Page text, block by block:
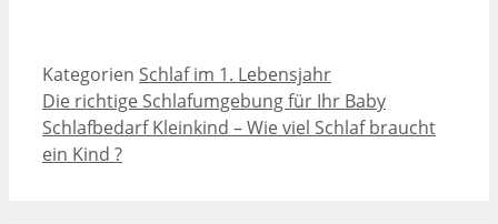
Kategorien Schlaf im 1. Lebensjahr
Die richtige Schlafumgebung für Ihr Baby
Schlafbedarf Kleinkind – Wie viel Schlaf braucht
ein Kind ?